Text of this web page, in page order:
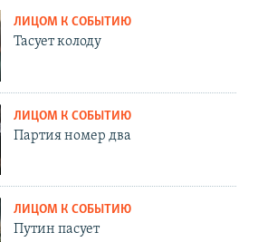
ЛИЦОМ К СОБЫТИЮ
Тасует колоду
ЛИЦОМ К СОБЫТИЮ
Партия номер два
ЛИЦОМ К СОБЫТИЮ
Путин пасует